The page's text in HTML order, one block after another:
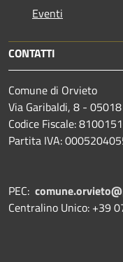
Eventi
CONTATTI
Comune di Orvieto
Via Garibaldi, 8 -
Codice Fiscale:
Partita IVA:
PEC:
Centralino Unico: +39